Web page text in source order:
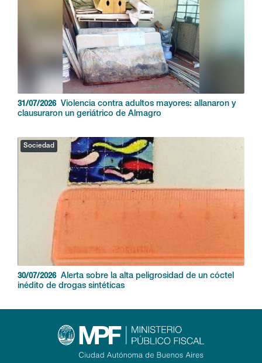
31/07/2026
Violencia contra adultos mayores: allanaron y
clausuraron un geriátrico de Almagro
Sociedad
30/07/2026
Alerta sobre la alta peligrosidad de un cóctel
inédito de drogas sintéticas